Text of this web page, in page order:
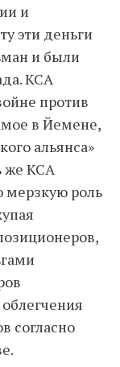
и
эти деньги
и были
КСА
против
в Йемене,
альянса»
же КСА
мерзкую роль
согласно